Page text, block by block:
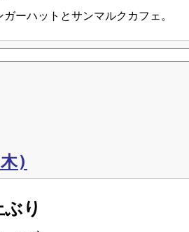
ーハットとサンマルクカフェ。
)
り